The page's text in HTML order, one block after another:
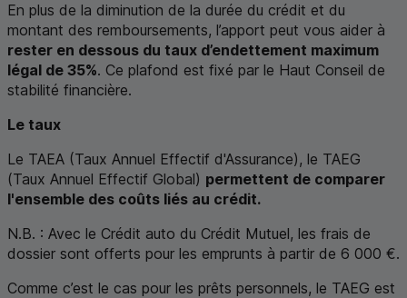
En plus de la diminution de la durée du crédit et du
montant des remboursements, l’apport peut vous aider à
rester en dessous du taux d’endettement maximum
légal de 35%. Ce plafond est fixé par le Haut Conseil de
stabilité financière.
Le taux
Le TAEA (Taux Annuel Effectif d'Assurance), le TAEG
(Taux Annuel Effectif Global) permettent de comparer
l'ensemble des coûts liés au crédit.
N.B. : Avec le Crédit auto du Crédit Mutuel, les frais de
dossier sont offerts pour les emprunts à partir de 6 000 €.
Comme c’est le cas pour les prêts personnels, le TAEG est